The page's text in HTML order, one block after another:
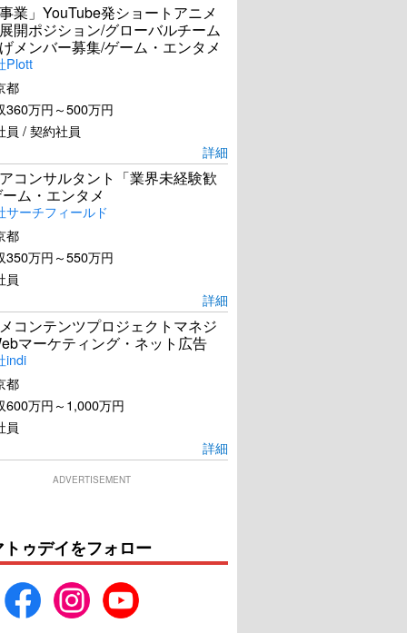
の女 －劇場版－
事業」YouTube発ショートアニメ
開ポジション/グローバルチーム
メンバー募集/ゲーム・エンタメ
Plott
都
360万円～500万円
員 / 契約社員
詳細
コンサルタント「業界未経験歓
ム・エンタメ
サーチフィールド
都
350万円～550万円
員
詳細
コンテンツプロジェクトマネジ
マーケティング・ネット広告
indi
都
600万円～1,000万円
員
詳細
ADVERTISEMENT
トゥデイをフォロー